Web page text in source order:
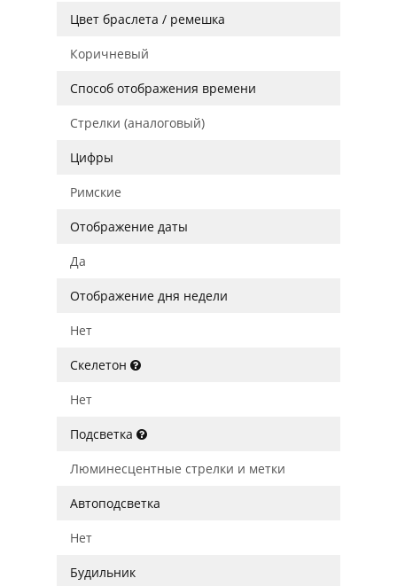
Цвет браслета / ремешка
Коричневый
Способ отображения времени
Стрелки (аналоговый)
Цифры
Римские
Отображение даты
Да
Отображение дня недели
Нет
Скелетон
Нет
Подсветка
Люминесцентные стрелки и метки
Автоподсветка
Нет
Будильник